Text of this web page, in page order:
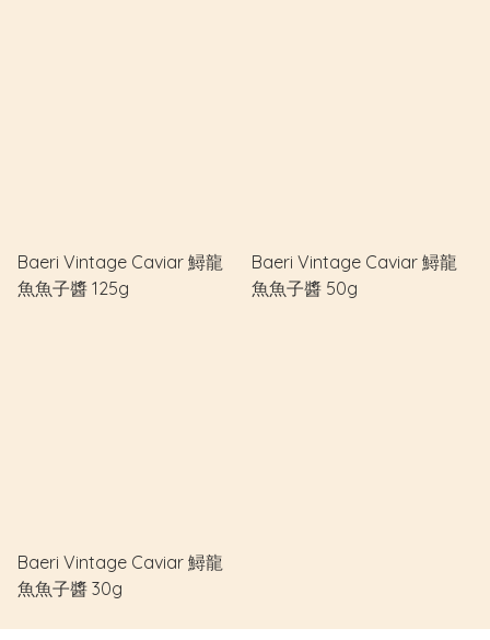
Baeri Vintage Caviar 鱘龍
魚魚子醬 125g
Baeri Vintage Caviar 鱘龍
魚魚子醬 50g
Baeri Vintage Caviar 鱘龍
魚魚子醬 30g